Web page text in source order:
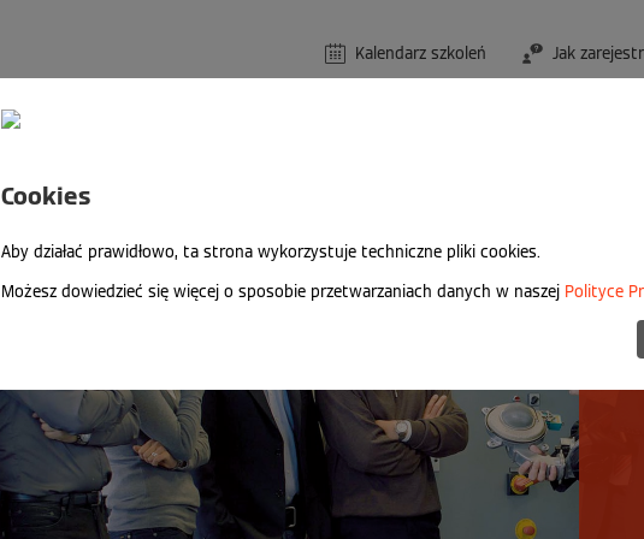
Cookies
Aby działać prawidłowo, ta strona wykorzystuje techniczne pliki cookies.
Możesz dowiedzieć się więcej o sposobie przetwarzaniach danych w naszej Polityce
Kalendarz szkoleń Jak